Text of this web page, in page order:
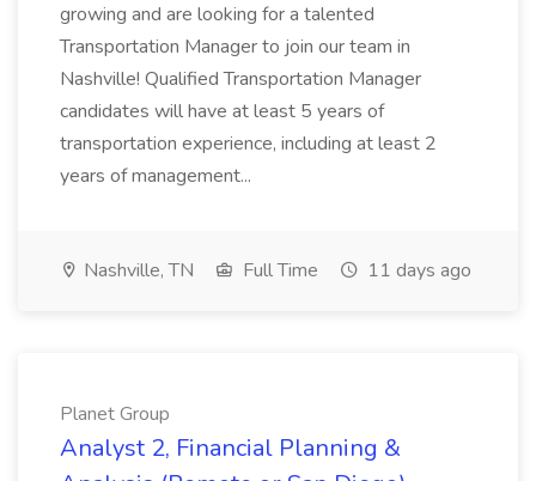
growing and are looking for a talented
Transportation Manager to join our team in
Nashville! Qualified Transportation Manager
candidates will have at least 5 years of
transportation experience, including at least 2
years of management...
Nashville, TN Full Time 11 days ago
Planet Group
Analyst 2, Financial Planning &